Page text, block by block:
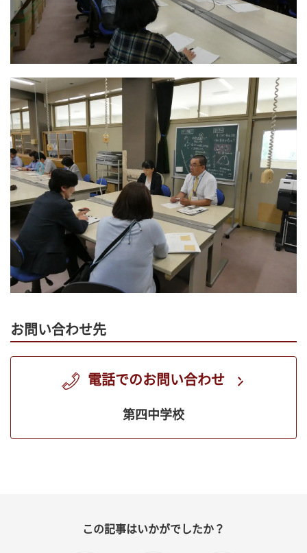
お問い合わせ先
電話でのお問い合わせ
第四中学校
この記事はいかがでしたか？